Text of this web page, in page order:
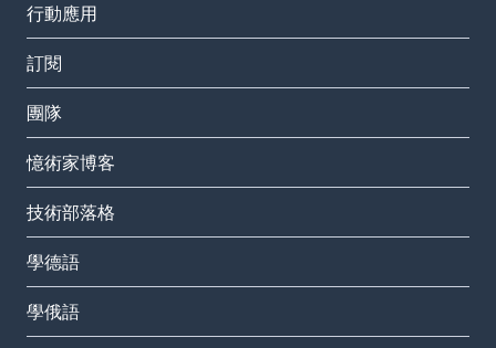
行動應用
訂閱
團隊
憶術家博客
技術部落格
學德語
學俄語